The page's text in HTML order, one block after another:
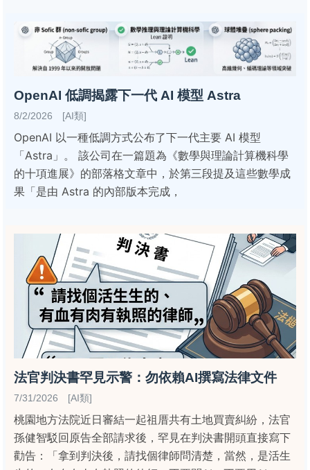
OpenAI 低調揭露下一代 AI 模型 Astra
8/2/2026 [AI類]
OpenAI 以一種低調方式公布了下一代主要 AI 模型
「Astra」。 該公司在一篇題為《數學與理論計算機科學
的十項進展》的部落格文章中，於第三段提及這些數學成
果「是由 Astra 的內部版本完成，
法官判決書罕見示警：勿依賴AI撰寫法律文件
7/31/2026 [AI類]
桃園地方法院近日審結一起祖厝共有土地買賣糾紛，法官
孫健智駁回原告全部請求後，罕見在判決書開頭直接寫下
勸告：「拿到判決後，請找個律師問清楚，當然，是活生